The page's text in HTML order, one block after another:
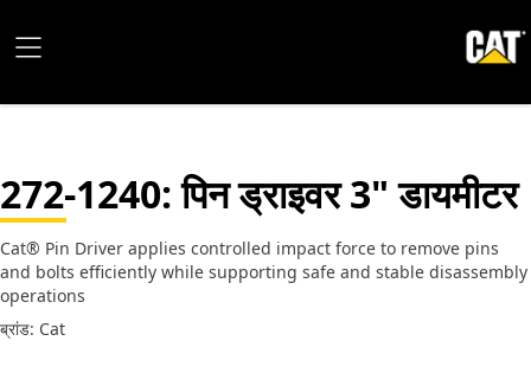
272-1240: पिन ड्राइवर 3" डायमीटर
Cat® Pin Driver applies controlled impact force to remove pins
and bolts efficiently while supporting safe and stable disassembly
operations
ब्रांड: Cat